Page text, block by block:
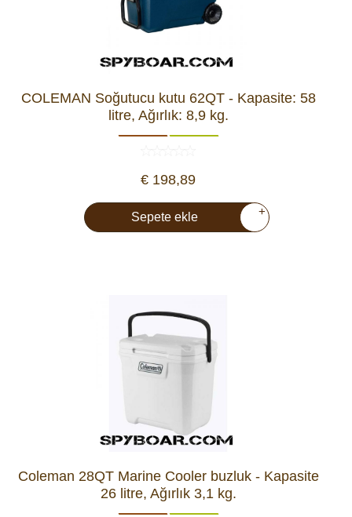
COLEMAN Soğutucu kutu 62QT - Kapasite: 58
litre, Ağırlık: 8,9 kg.
€ 198,89
Sepete ekle +
Coleman 28QT Marine Cooler buzluk - Kapasite
26 litre, Ağırlık 3,1 kg.